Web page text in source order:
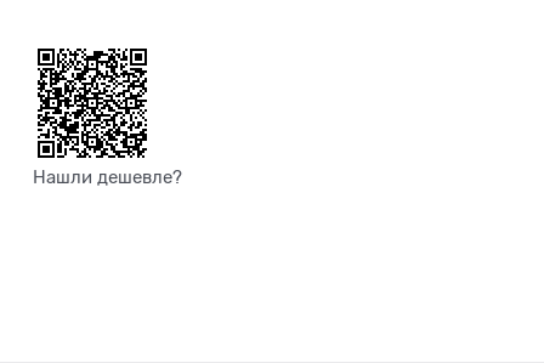
Нашли дешевле?